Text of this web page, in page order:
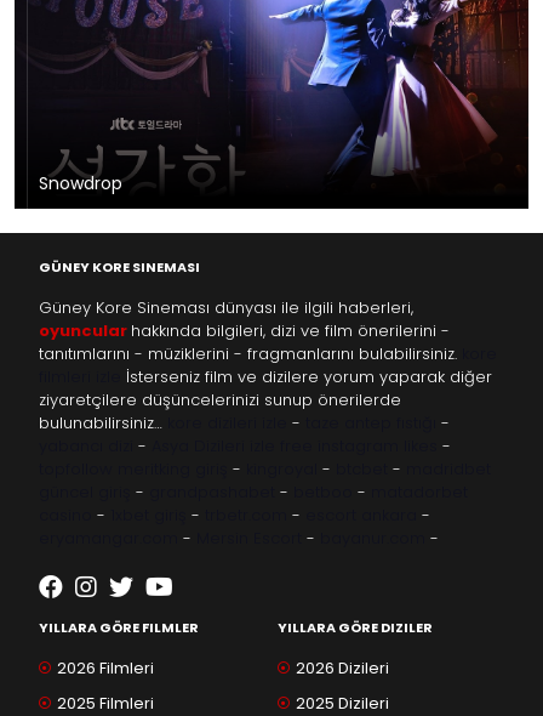
Snowdrop
GÜNEY KORE SINEMASI
Güney Kore Sineması dünyası ile ilgili haberleri,
oyuncular hakkında bilgileri, dizi ve film önerilerini -
tanıtımlarını - müziklerini - fragmanlarını bulabilirsiniz.
İsterseniz film ve dizilere yorum yaparak diğer
ziyaretçilere düşüncelerinizi sunup önerilerde
bulunabilirsiniz…
-
-
-
-
- - -
- - -
- - -
-
- - -
YILLARA GÖRE FILMLER
2026 Filmleri
2025 Filmleri
YILLARA GÖRE DIZILER
2026 Dizileri
2025 Dizileri